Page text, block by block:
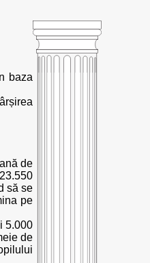
baza
de
să se
pe
5.000
de